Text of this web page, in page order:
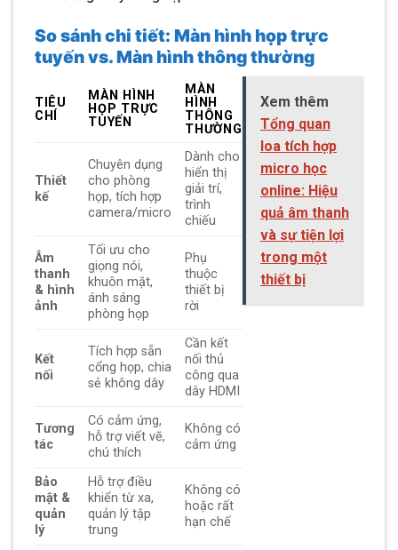
So sánh chi tiết: Màn hình họp trực
tuyến vs. Màn hình thông thường
TIÊU
CHÍ
MÀN HÌNH
HỌP TRỰC
TUYẾN
MÀN
HÌNH
THÔNG
THƯỜNG
Thiết
kế
Chuyên dụng
cho phòng
họp, tích hợp
camera/micro
Dành cho
hiển thị
giải trí,
trình
chiếu
Âm
thanh
& hình
ảnh
Tối ưu cho
giọng nói,
khuôn mặt,
ánh sáng
phòng họp
Phụ
thuộc
thiết bị
rời
Kết
nối
Tích hợp sẵn
cổng họp, chia
sẻ không dây
Cần kết
nối thủ
công qua
dây HDMI
Tương
tác
Có cảm ứng,
hỗ trợ viết vẽ,
chú thích
Không có
cảm ứng
Bảo
mật &
quản
lý
Hỗ trợ điều
khiển từ xa,
quản lý tập
trung
Không có
hoặc rất
hạn chế
Xem thêm
Tổng quan
loa tích hợp
micro học
online: Hiệu
quả âm thanh
và sự tiện lợi
trong một
thiết bị